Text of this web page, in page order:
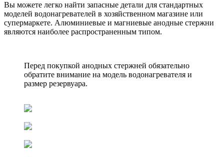
Вы можете легко найти запасные детали для стандартных
моделей водонагревателей в хозяйственном магазине или
супермаркете. Алюминиевые и магниевые анодные стержни
являются наиболее распространенным типом.
Перед покупкой анодных стержней обязательно
обратите внимание на модель водонагревателя и
размер резервуара.